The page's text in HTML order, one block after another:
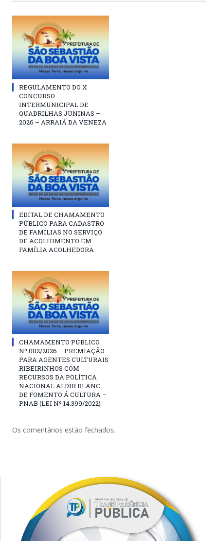
REGULAMENTO DO X
CONCURSO
INTERMUNICIPAL DE
QUADRILHAS JUNINAS –
2026 – ARRAIÁ DA VENEZA
EDITAL DE CHAMAMENTO
PÚBLICO PARA CADASTRO
DE FAMÍLIAS NO SERVIÇO
DE ACOLHIMENTO EM
FAMÍLIA ACOLHEDORA
CHAMAMENTO PÚBLICO
Nº 002/2026 – PREMIAÇÃO
PARA AGENTES CULTURAIS
RIBEIRINHOS COM
RECURSOS DA POLÍTICA
NACIONAL ALDIR BLANC
DE FOMENTO Á CULTURA –
PNAB (LEI Nº 14.399/2022)
Os comentários estão fechados.